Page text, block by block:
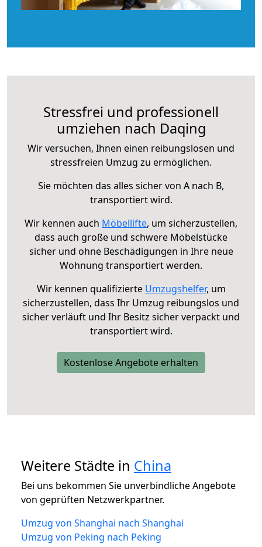
Stressfrei und professionell
umziehen nach Daqing
Wir versuchen, Ihnen einen reibungslosen und
stressfreien Umzug zu ermöglichen.
Sie möchten das alles sicher von A nach B,
transportiert wird.
Wir kennen auch Möbellifte, um sicherzustellen,
dass auch große und schwere Möbelstücke
sicher und ohne Beschädigungen in Ihre neue
Wohnung transportiert werden.
Wir kennen qualifizierte Umzugshelfer, um
sicherzustellen, dass Ihr Umzug reibungslos und
sicher verläuft und Ihr Besitz sicher verpackt und
transportiert wird.
Kostenlose Angebote erhalten
Weitere Städte in China
Bei uns bekommen Sie unverbindliche Angebote
von geprüften Netzwerkpartner.
Umzug von Shanghai nach Shanghai
Umzug von Peking nach Peking